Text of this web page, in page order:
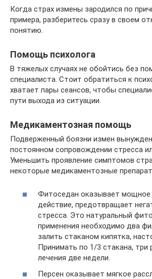
Когда страх измены зародился по
примера, разберитесь сразу в своем
понятию.
Помощь психолога
В тяжелых случаях не обойтись без
специалиста. Стоит обратиться к
хватает пары сеансов, чтобы
пути выхода из ситуации.
Медикаментозная помощь
Подверженный боязни измен
постоянном сопровождении стресса
Уменьшить проявление симптомов
некоторые медикаментозные
Фитоседан оказывает мощное
действие, предотвращает
стресса. Это натуральный
применения необходимо два
залить стаканом кипятка,
Принимать по 1/3 стакана, три
лечения две недели.
Персен оказывает мягкое